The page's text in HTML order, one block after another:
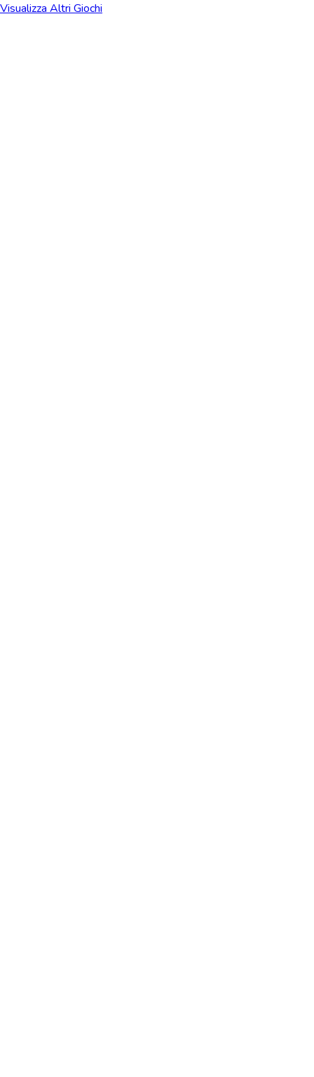
Visualizza Altri Giochi